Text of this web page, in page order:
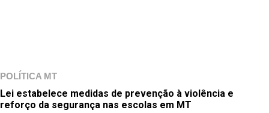
POLÍTICA MT
Lei estabelece medidas de prevenção à violência e
reforço da segurança nas escolas em MT